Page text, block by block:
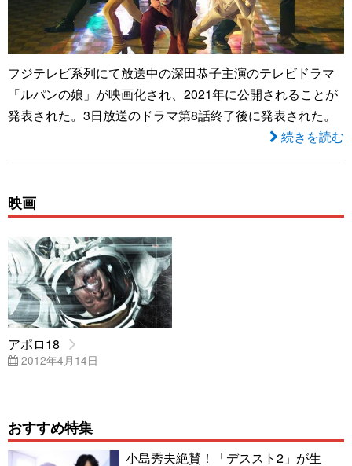
フジテレビ系列にて放送中の深田恭子主演のテレビドラマ
「ルパンの娘」が映画化され、2021年に公開されることが
発表された。3日放送のドラマ第8話終了後に発表された。
続きを読む
映画
アポロ18
2012年4月14日
おすすめ特集
小島秀夫絶賛！「デススト2」が生